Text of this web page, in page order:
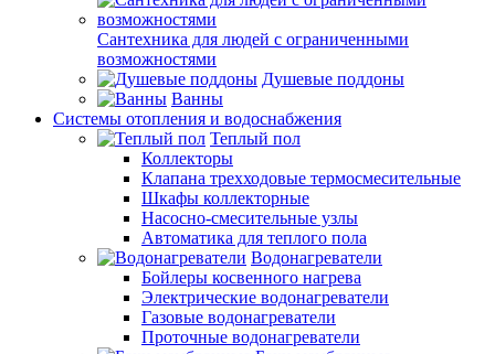
Сантехника для людей с ограниченными
возможностями
Душевые поддоны
Ванны
Системы отопления и водоснабжения
Теплый пол
Коллекторы
Клапана трехходовые термосмесительные
Шкафы коллекторные
Насосно-смесительные узлы
Автоматика для теплого пола
Водонагреватели
Бойлеры косвенного нагрева
Электрические водонагреватели
Газовые водонагреватели
Проточные водонагреватели